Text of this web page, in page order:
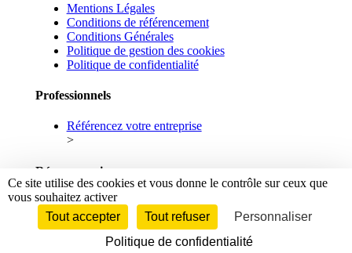
Mentions Légales
Conditions de référencement
Conditions Générales
Politique de gestion des cookies
Politique de confidentialité
Professionnels
Référencez votre entreprise
>
Réseaux sociaux
Facebook
Linkedin
© 2026 maison.fr - Tous droits réservés.
Ce site utilise des cookies et vous donne le contrôle sur ceux que
vous souhaitez activer
Tout accepter
Tout refuser
Personnaliser
Politique de confidentialité